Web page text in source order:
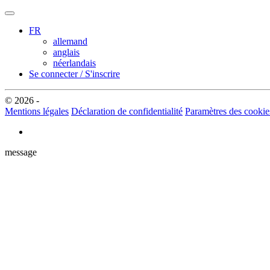
FR
allemand
anglais
néerlandais
Se connecter / S'inscrire
© 2026 -
Mentions légales Déclaration de confidentialité Paramètres des
message